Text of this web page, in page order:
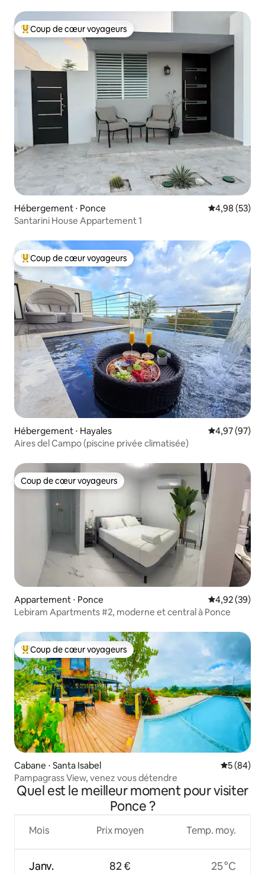
Coups de cœur voyageurs les plus appréciés
Coup de cœur voyageurs
Hébergement ⋅ Ponce Évaluation
4,98 (53)
Santarini House Appartement 1
Coups de cœur voyageurs les plus appréciés
Coup de cœur voyageurs
Hébergement ⋅ Hayales Évaluation
4,97 (97)
Aires del Campo (piscine privée climatisée)
Coup de cœur voyageurs
Coup de cœur voyageurs
Appartement ⋅ Ponce Évaluation
4,92 (39)
Lebiram Apartments #2, moderne et central à Ponce
Coups de cœur voyageurs les plus appréciés
Coup de cœur voyageurs
Cabane ⋅ Santa Isabel
5 (84)
Pampagrass View, venez vous détendre
Quel est le meilleur moment pour visiter
Ponce ?
Mois
Janv.
Prix moyen
82 €
Temp. moy.
25 °C